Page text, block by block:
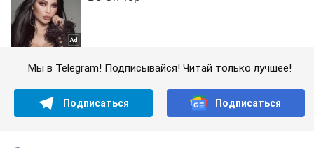
Мы в Telegram! Подписывайся! Читай только лучшее!
Подписаться Подписаться